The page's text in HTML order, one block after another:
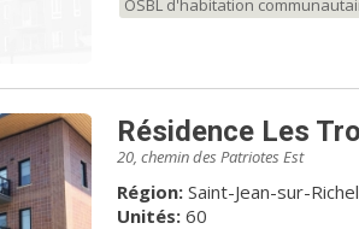
OSBL d'habitation
Résidence Les
20, chemin des Patriotes Est
Région: Saint-Jean-sur-
Unités:60